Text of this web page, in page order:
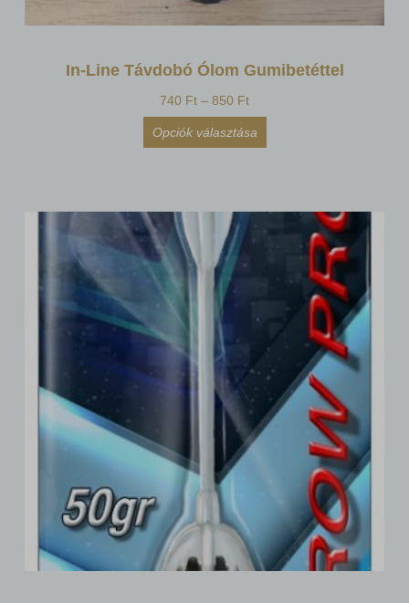
In-Line Távdobó Ólom Gumibetéttel
740 Ft – 850 Ft
Opciók választása